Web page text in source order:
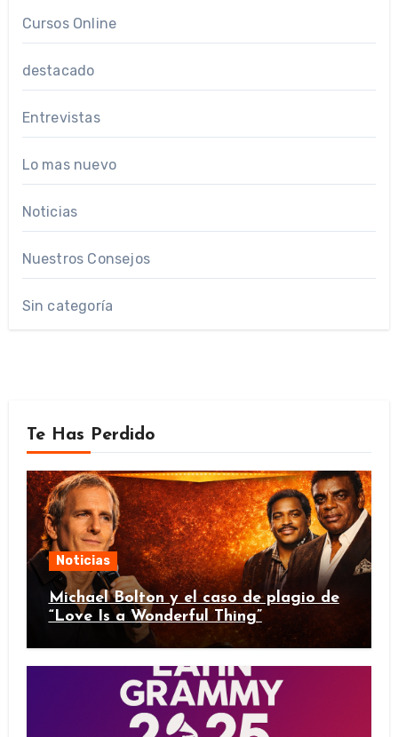
Cursos Online
destacado
Entrevistas
Lo mas nuevo
Noticias
Nuestros Consejos
Sin categoría
Te Has Perdido
Noticias
Michael Bolton y el caso de plagio de
“Love Is a Wonderful Thing”